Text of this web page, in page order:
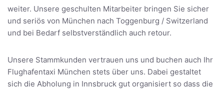
weiter. Unsere geschulten Mitarbeiter bringen Sie sicher
und seriös von München nach Toggenburg / Switzerland
und bei Bedarf selbstverständlich auch retour.
Unsere Stammkunden vertrauen uns und buchen auch Ihr
Flughafentaxi München stets über uns. Dabei gestaltet
sich die Abholung in Innsbruck gut organisiert so dass die